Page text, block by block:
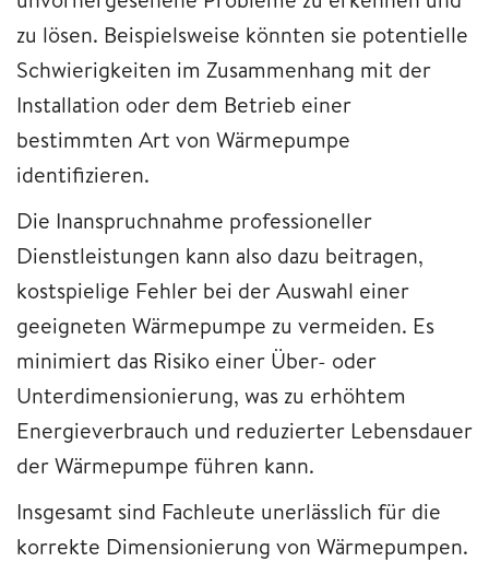
zu lösen. Beispielsweise könnten sie potentielle
Schwierigkeiten im Zusammenhang mit der
Installation oder dem Betrieb einer
bestimmten Art von Wärmepumpe
identifizieren.
Die Inanspruchnahme professioneller
Dienstleistungen kann also dazu beitragen,
kostspielige Fehler bei der Auswahl einer
geeigneten Wärmepumpe zu vermeiden. Es
minimiert das Risiko einer Über- oder
Unterdimensionierung, was zu erhöhtem
Energieverbrauch und reduzierter Lebensdauer
der Wärmepumpe führen kann.
Insgesamt sind Fachleute unerlässlich für die
korrekte Dimensionierung von Wärmepumpen.